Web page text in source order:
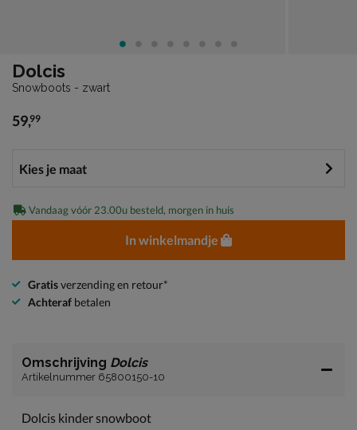
Dolcis
Snowboots - zwart
€ 59,99
59,99
Vandaag vóór 23.00u besteld, morgen in huis
In winkelmandje
Gratisverzending en retour*
Achteraf betalen
Omschrijving Dolcis
Artikelnummer 65800150-10
Dolcis kinder snowboot